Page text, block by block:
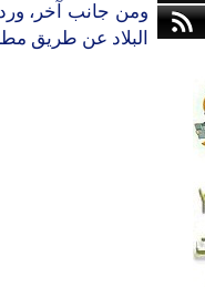
ومن جانب آخر،
البلاد عن طريق